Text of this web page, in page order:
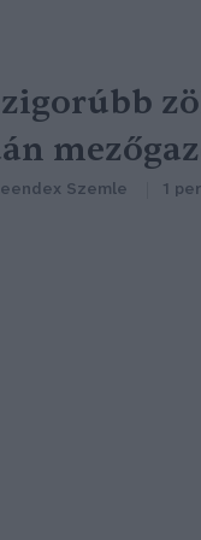
Szemle 1